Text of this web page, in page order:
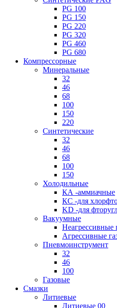
PG 100
PG 150
PG 220
PG 320
PG 460
PG 680
Компрессорные
Минеральные
32
46
68
100
150
220
Синтетические
32
46
68
100
150
Холодильные
КА -аммиачные
КС -для
KD -для
Вакуумные
Неагрессивные
Агрессивные
Пневмоинструмент
32
46
100
Газовые
Смазки
Литиевые
Литиевые 00